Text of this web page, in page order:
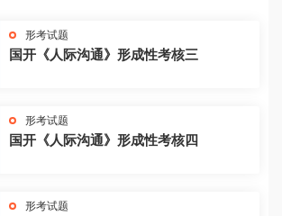
形考试题
国开《人际沟通》形成性考核三
形考试题
国开《人际沟通》形成性考核四
形考试题